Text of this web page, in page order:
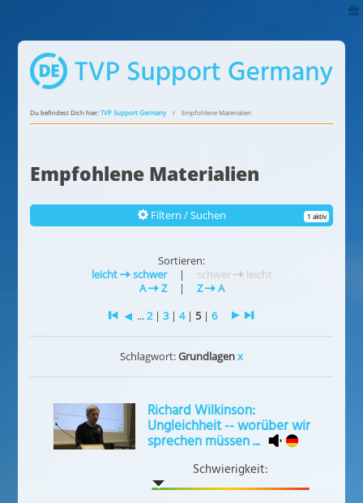
Du befindest Dich hier:TVP Support Germany Empfohlene Materialien
Empfohlene Materialien
Filtern / Suchen 1 aktiv
Sortieren:
leicht
schwer | schwer
leicht
A
Z | Z
A
...2| 3| 4| 5| 6
Schlagwort:Grundlagenx
Richard Wilkinson:
Ungleichheit -- worüber wir
sprechen müssen ...
Schwierigkeit: